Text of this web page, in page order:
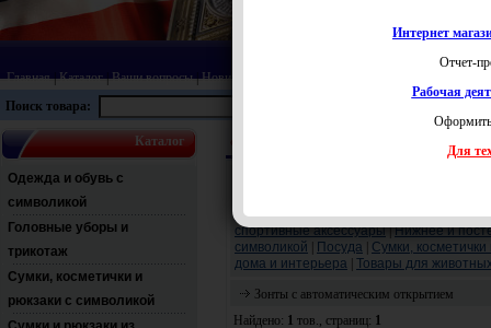
Главная|Каталог|Ваши вопросы|Новинки
Поиск товара:
Каталог
Одежда и обувь с
символикой
Головные уборы и
трикотаж
Сумки, косметички и
рюкзаки с символикой
ФК Челси Зонты с
Канцелярские товары|Копилки и
спортивные аксессуары|Нижнее и
символикой
Посуда
Сумки,
дома и интерьера
Товары для
Зонты с автоматическим открытием
Найдено: 1 тов., страниц: 1
Интернет
Отчет-
Рабочая
Для